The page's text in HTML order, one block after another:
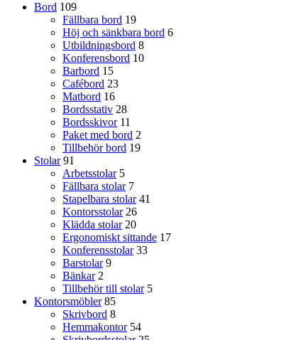
Bord 109
Fällbara bord 19
Höj och sänkbara bord 6
Utbildningsbord 8
Konferensbord 10
Barbord 15
Cafébord 23
Matbord 16
Bordsstativ 28
Bordsskivor 11
Paket med bord 2
Tillbehör bord 19
Stolar 91
Arbetsstolar 5
Fällbara stolar 7
Stapelbara stolar 41
Kontorsstolar 26
Klädda stolar 20
Ergonomiskt sittande 17
Konferensstolar 33
Barstolar 9
Bänkar 2
Tillbehör till stolar 5
Kontorsmöbler 85
Skrivbord 8
Hemmakontor 54